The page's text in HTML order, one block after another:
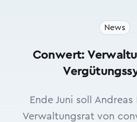
News
Conwert:
Ende Juni soll
Verwaltungsrat von